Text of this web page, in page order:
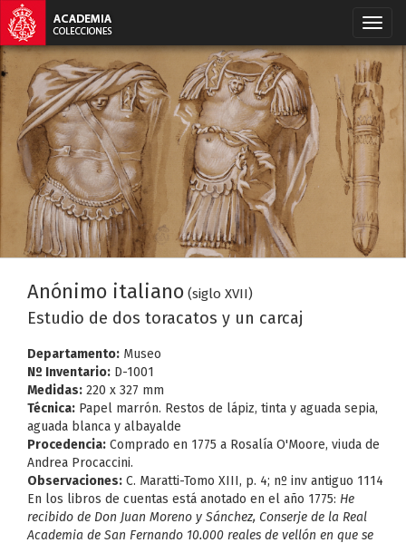
Anónimo italiano (siglo XVII)
Estudio de dos toracatos y un carcaj
Departamento: Museo
Nº Inventario: D-1001
Medidas: 220 x 327 mm
Técnica: Papel marrón. Restos de lápiz, tinta y aguada sepia,
aguada blanca y albayalde
Procedencia: Comprado en 1775 a Rosalía O'Moore, viuda de
Andrea Procaccini.
Observaciones: C. Maratti-Tomo XIII, p. 4; nº inv antiguo 1114
En los libros de cuentas está anotado en el año 1775: He
recibido de Don Juan Moreno y Sánchez, Conserje de la Real
Academia de San Fernando 10.000 reales de vellón en que se